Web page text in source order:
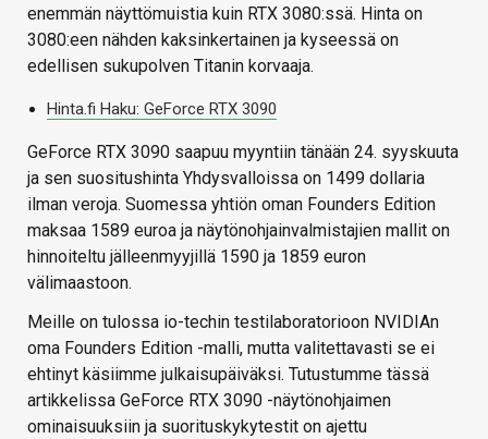
enemmän näyttömuistia kuin RTX 3080:ssä. Hinta on
3080:een nähden kaksinkertainen ja kyseessä on
edellisen sukupolven Titanin korvaaja.
Hinta.fi Haku: GeForce RTX 3090
GeForce RTX 3090 saapuu myyntiin tänään 24. syyskuuta
ja sen suositushinta Yhdysvalloissa on 1499 dollaria
ilman veroja. Suomessa yhtiön oman Founders Edition
maksaa 1589 euroa ja näytönohjainvalmistajien mallit on
hinnoiteltu jälleenmyyjillä 1590 ja 1859 euron
välimaastoon.
Meille on tulossa io-techin testilaboratorioon NVIDIAn
oma Founders Edition -malli, mutta valitettavasti se ei
ehtinyt käsiimme julkaisupäiväksi. Tutustumme tässä
artikkelissa GeForce RTX 3090 -näytönohjaimen
ominaisuuksiin ja suorituskykytestit on ajettu